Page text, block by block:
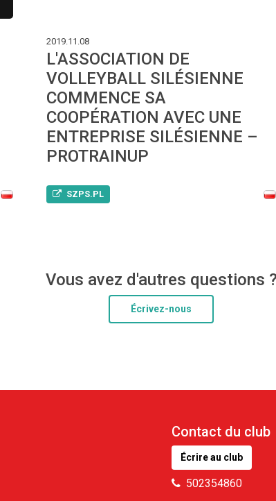
2019.11.08
L'ASSOCIATION DE
VOLLEYBALL SILÉSIENNE
COMMENCE SA
COOPÉRATION AVEC UNE
ENTREPRISE SILÉSIENNE –
PROTRAINUP
SZPS.PL
Vous avez d'autres questions ?
Écrivez-nous
Contact du club
Écrire au club
502354860